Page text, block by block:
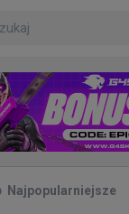
Najpopularniejsze